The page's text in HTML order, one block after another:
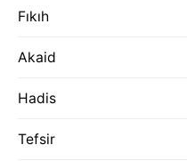
Fıkıh
Akaid
Hadis
Tefsir